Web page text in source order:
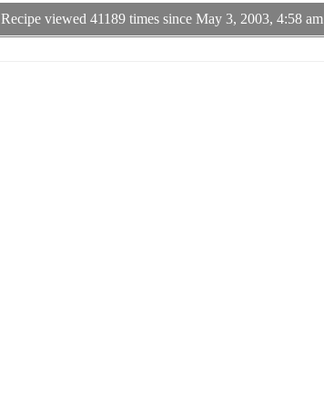
Recipe viewed 41189 times since May 3, 2003, 4:58 am